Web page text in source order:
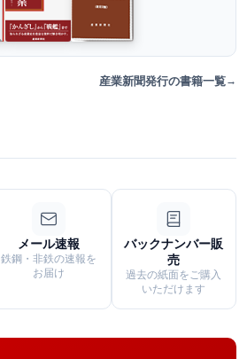
産業新聞発行の書籍一覧
メール速報
鉄鋼・非鉄の速報を
お届け
バックナンバー販
売
過去の紙面をご購入
いただけます